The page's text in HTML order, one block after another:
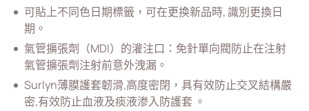
可貼上不同色日期標籤，可在更换新品時, 識別更換日
期。
氣管擴張劑（MDI）的灌注口：免針單向閥防止在注射
氣管擴張劑注射前意外洩漏。
Surlyn薄膜護套韌滑,高度密閉，具有效防止交叉結構嚴
密,有效防止血液及痰液渗入防護套 。
泌尿科
輸液治療
醫療零件
居家照護